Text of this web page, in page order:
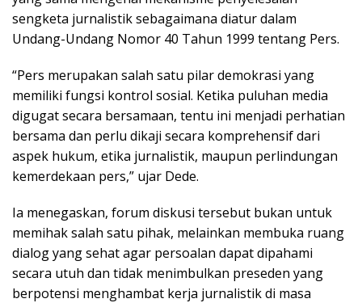
sengketa jurnalistik sebagaimana diatur dalam
Undang-Undang Nomor 40 Tahun 1999 tentang Pers.
“Pers merupakan salah satu pilar demokrasi yang
memiliki fungsi kontrol sosial. Ketika puluhan media
digugat secara bersamaan, tentu ini menjadi perhatian
bersama dan perlu dikaji secara komprehensif dari
aspek hukum, etika jurnalistik, maupun perlindungan
kemerdekaan pers,” ujar Dede.
Ia menegaskan, forum diskusi tersebut bukan untuk
memihak salah satu pihak, melainkan membuka ruang
dialog yang sehat agar persoalan dapat dipahami
secara utuh dan tidak menimbulkan preseden yang
berpotensi menghambat kerja jurnalistik di masa